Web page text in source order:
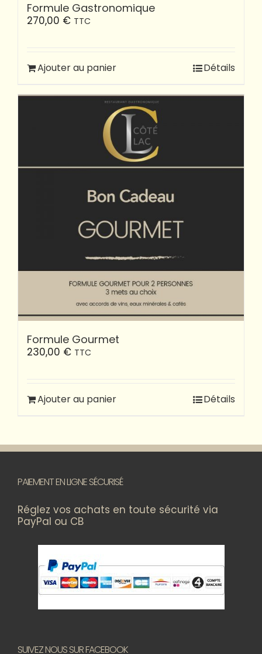
Formule Gastronomique
270,00 € TTC
Ajouter au panier Détails
Formule Gourmet
230,00 € TTC
Ajouter au panier Détails
PAIEMENT EN LIGNE SÉCURISÉ
Réglez vos achats en toute sécurité via
PayPal ou CB
SUIVEZ NOUS SUR FACEBOOK